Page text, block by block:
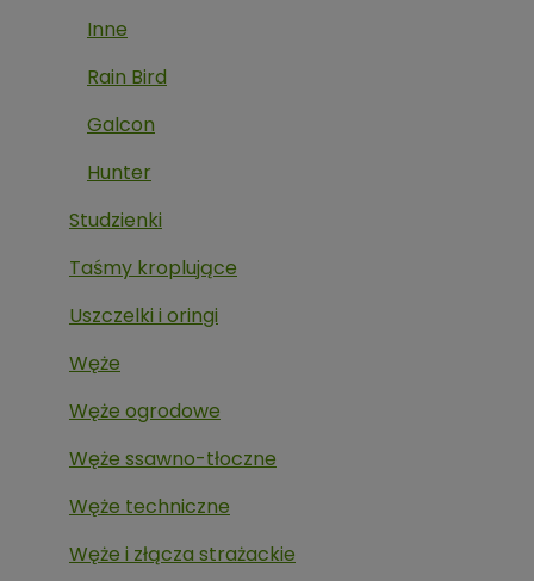
Inne
Rain Bird
Galcon
Hunter
Studzienki
Taśmy kroplujące
Uszczelki i oringi
Węże
Węże ogrodowe
Węże ssawno-tłoczne
Węże techniczne
Węże i złącza strażackie